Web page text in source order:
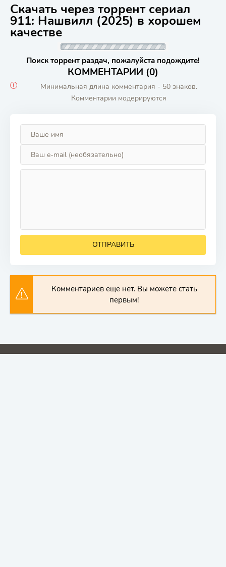
Скачать через торрент сериал
911: Нашвилл (2025) в хорошем
качестве
Поиск торрент раздач, пожалуйста подождите!
КОММЕНТАРИИ (0)
Минимальная длина комментария - 50 знаков.
Комментарии модерируются
ОТПРАВИТЬ
Комментариев еще нет. Вы можете стать
первым!